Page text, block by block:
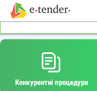
Конкурентні процедури